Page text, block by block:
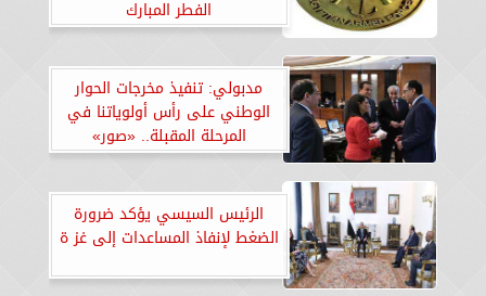
الفطر المبارك
مدبولي: تنفيذ مخرجات الحوار
الوطني على رأس أولوياتنا في
المرحلة المقبلة.. «صور»
الرئيس السيسي يؤكد ضرورة
الضغط لإنفاذ المساعدات إلى غز ة